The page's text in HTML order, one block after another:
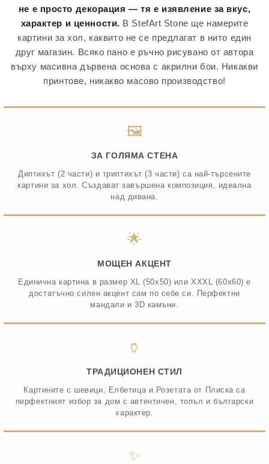
не е просто декорация — тя е изявление за вкус,
характер и ценности. В StefArt Stone ще намерите
картини за хол, каквито не се предлагат в нито един
друг магазин. Всяко пано е ръчно рисувано от автора
върху масивна дървена основа с акрилни бои. Никакви
принтове, никакво масово производство!
🖼️
ЗА ГОЛЯМА СТЕНА
Диптихът (2 части) и триптихът (3 части) са най-търсените
картини за хол. Създават завършена композиция, идеална
над дивана.
🌟
МОЩЕН АКЦЕНТ
Единична картина в размер XL (50х50) или XXXL (60х60) е
достатъчно силен акцент сам по себе си. Перфектни
мандали и 3D камъни.
🏺
ТРАДИЦИОНЕН СТИЛ
Картините с шевици, Елбетица и Розетата от Плиска са
перфектният избор за дом с автентичен, топъл и български
характер.
✨